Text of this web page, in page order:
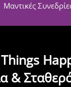
Μαντικές
&